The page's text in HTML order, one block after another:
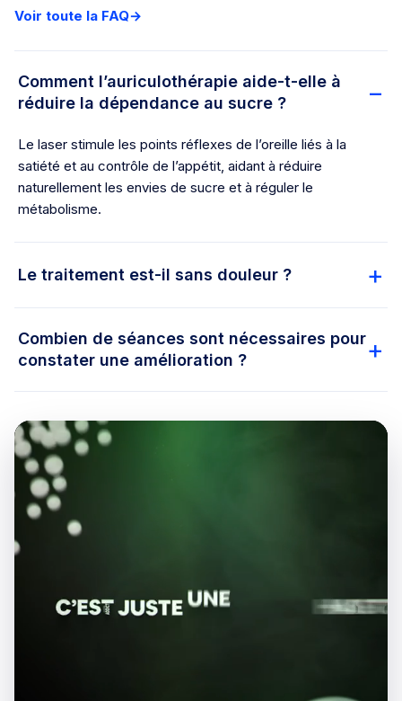
Voir toute la FAQ→
Comment l’auriculothérapie aide-t-elle à
réduire la dépendance au sucre ?
Le laser stimule les points réflexes de l’oreille liés à la
satiété et au contrôle de l’appétit, aidant à réduire
naturellement les envies de sucre et à réguler le
métabolisme.
Le traitement est-il sans douleur ?
Combien de séances sont nécessaires pour
constater une amélioration ?